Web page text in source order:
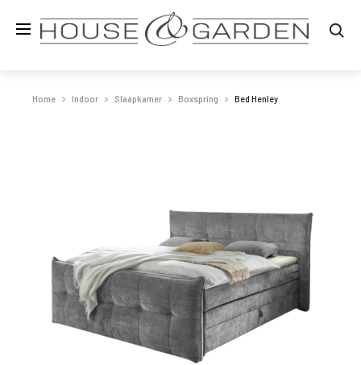
Home Indoor Slaapkamer Boxspring Bed Henley